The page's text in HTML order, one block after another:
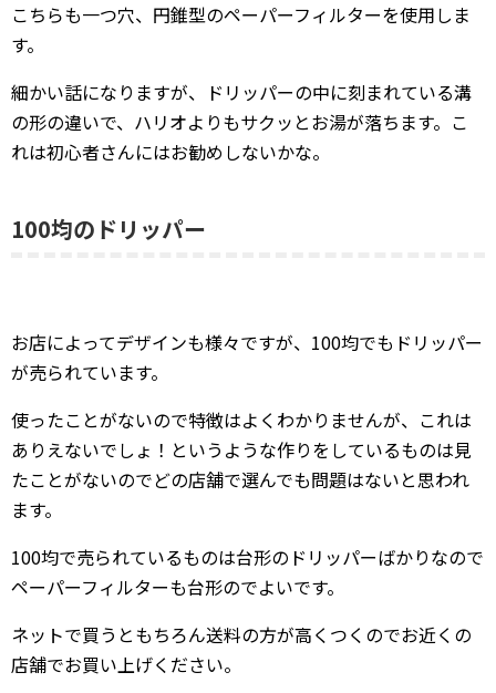
こちらも一つ穴、円錐型のペーパーフィルターを使用しま
す。
細かい話になりますが、ドリッパーの中に刻まれている溝
の形の違いで、ハリオよりもサクッとお湯が落ちます。こ
れは初心者さんにはお勧めしないかな。
100均のドリッパー
お店によってデザインも様々ですが、100均でもドリッパー
が売られています。
使ったことがないので特徴はよくわかりませんが、これは
ありえないでしょ！というような作りをしているものは見
たことがないのでどの店舗で選んでも問題はないと思われ
ます。
100均で売られているものは台形のドリッパーばかりなので
ペーパーフィルターも台形のでよいです。
ネットで買うともちろん送料の方が高くつくのでお近くの
店舗でお買い上げください。